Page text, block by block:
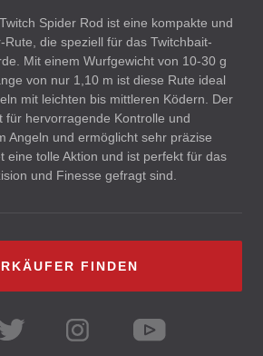
Spider Rod ist eine kompakte und
die speziell für das Twitchbait-
Mit einem Wurfgewicht von 10-30 g
von nur 1,10 m ist diese Rute ideal
mit leichten bis mittleren Ködern. Der
für hervorragende Kontrolle und
Angeln und ermöglicht sehr präzise
eine tolle Aktion und ist perfekt für das
und Finesse gefragt sind.
FINDEN